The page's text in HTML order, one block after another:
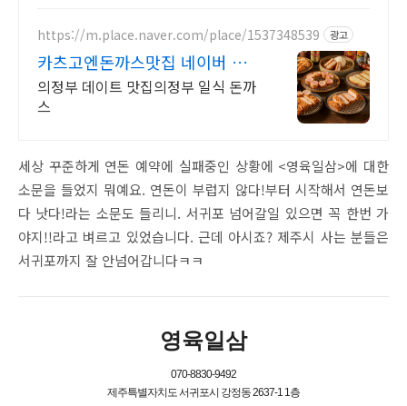
https://m.place.naver.com/place/1537348539 광고
카츠고엔돈까스맛집 네이버 예
약하고 바로드세요.
의정부 데이트 맛집의정부 일식 돈까
스
세상 꾸준하게 연돈 예약에 실패중인 상황에 <영육일삼>에 대한
소문을 들었지 뭐예요. 연돈이 부럽지 않다!부터 시작해서 연돈보
다 낫다!라는 소문도 들리니. 서귀포 넘어갈일 있으면 꼭 한번 가
야지!!라고 벼르고 있었습니다. 근데 아시죠? 제주시 사는 분들은
서귀포까지 잘 안넘어갑니다ㅋㅋ